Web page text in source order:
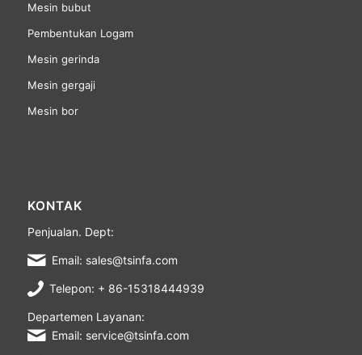
Mesin bubut
Pembentukan Logam
Mesin gerinda
Mesin gergaji
Mesin bor
KONTAK
Penjualan. Dept:
Email: sales@tsinfa.com
Telepon: + 86-15318444939
Departemen Layanan:
Email: service@tsinfa.com